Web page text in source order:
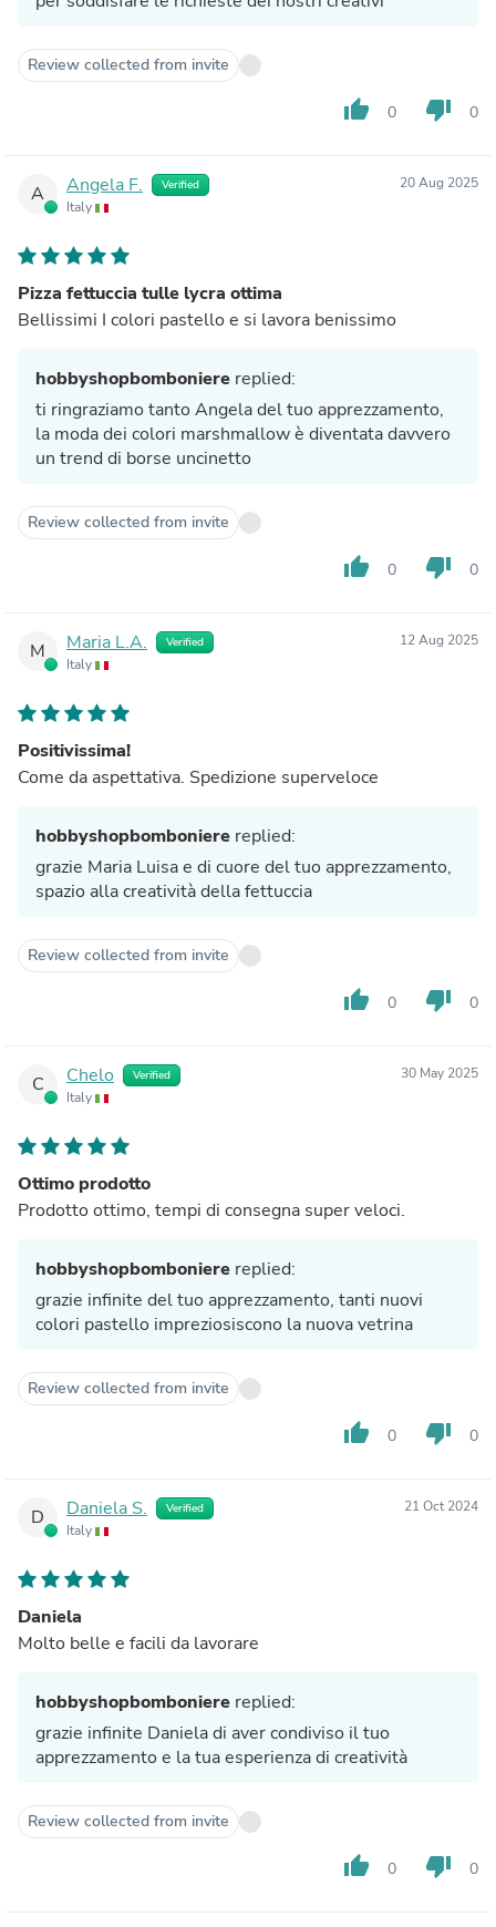
Review collected from invite
thumb_up 0 thumb_down 0
A Angela F. Verified
Italy
20 Aug 2025
Pizza fettuccia tulle lycra ottima
Bellissimi I colori pastello e si lavora benissimo
hobbyshopbomboniere replied:
ti ringraziamo tanto Angela del tuo apprezzamento,
la moda dei colori marshmallow è diventata davvero
un trend di borse uncinetto
Review collected from invite
thumb_up 0 thumb_down 0
M Maria L.A. Verified
Italy
12 Aug 2025
Positivissima!
Come da aspettativa. Spedizione superveloce
hobbyshopbomboniere replied:
grazie Maria Luisa e di cuore del tuo apprezzamento,
spazio alla creatività della fettuccia
Review collected from invite
thumb_up 0 thumb_down 0
C Chelo Verified
Italy
30 May 2025
Ottimo prodotto
Prodotto ottimo, tempi di consegna super veloci.
hobbyshopbomboniere replied:
grazie infinite del tuo apprezzamento, tanti nuovi
colori pastello impreziosiscono la nuova vetrina
Review collected from invite
thumb_up 0 thumb_down 0
D Daniela S. Verified
Italy
21 Oct 2024
Daniela
Molto belle e facili da lavorare
hobbyshopbomboniere replied:
grazie infinite Daniela di aver condiviso il tuo
apprezzamento e la tua esperienza di creatività
Review collected from invite
thumb_up 0 thumb_down 0